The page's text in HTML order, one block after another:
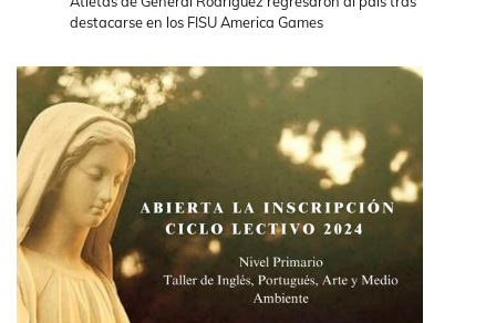
destacarse en los FISU America Games